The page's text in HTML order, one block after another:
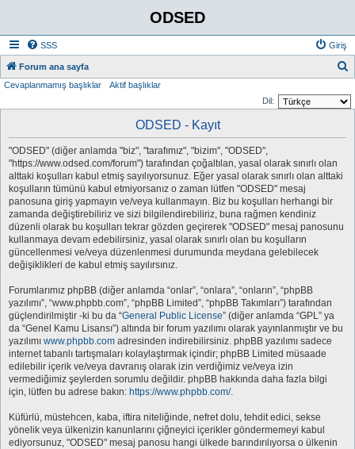
ODSED
SSS Giriş
Forum ana sayfa
Cevaplanmamış başlıklar
Aktif başlıklar
Dil:
ODSED - Kayıt
"ODSED" (diğer anlamda "biz", "tarafımız", "bizim", "ODSED",
"https://www.odsed.com/forum") tarafından çoğaltılan, yasal olarak sınırlı olan
alttaki koşulları kabul etmiş sayılıyorsunuz. Eğer yasal olarak sınırlı olan alttaki
koşulların tümünü kabul etmiyorsanız o zaman lütfen "ODSED" mesaj
panosuna giriş yapmayın ve/veya kullanmayın. Biz bu koşulları herhangi bir
zamanda değiştirebiliriz ve sizi bilgilendirebiliriz, buna rağmen kendiniz
düzenli olarak bu koşulları tekrar gözden geçirerek "ODSED" mesaj panosunu
kullanmaya devam edebilirsiniz, yasal olarak sınırlı olan bu koşulların
güncellenmesi ve/veya düzenlenmesi durumunda meydana gelebilecek
değişiklikleri de kabul etmiş sayılırsınız.
Forumlarımız phpBB (diğer anlamda “onlar”, “onlara”, “onların”, “phpBB
yazılımı”, “www.phpbb.com”, “phpBB Limited”, “phpBB Takımları”) tarafından
güçlendirilmiştir -ki bu da “General Public License” (diğer anlamda “GPL” ya
da “Genel Kamu Lisansı”) altında bir forum yazılımı olarak yayınlanmıştır ve bu
yazılımı www.phpbb.com adresinden indirebilirsiniz. phpBB yazılımı sadece
internet tabanlı tartışmaları kolaylaştırmak içindir; phpBB Limited müsaade
edilebilir içerik ve/veya davranış olarak izin verdiğimiz ve/veya izin
vermediğimiz şeylerden sorumlu değildir. phpBB hakkında daha fazla bilgi
için, lütfen bu adrese bakın: https://www.phpbb.com/.
Küfürlü, müstehcen, kaba, iftira niteliğinde, nefret dolu, tehdit edici, sekse
yönelik veya ülkenizin kanunlarını çiğneyici içerikler göndermemeyi kabul
ediyorsunuz, "ODSED" mesaj panosu hangi ülkede barındırılıyorsa o ülkenin